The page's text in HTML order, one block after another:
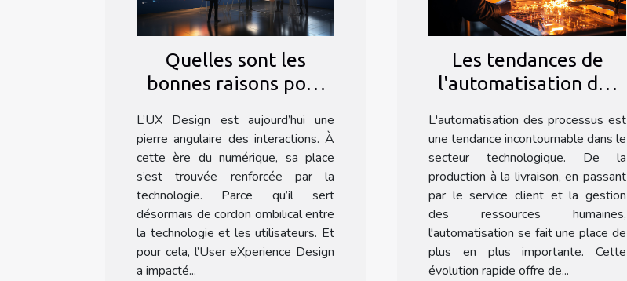
Quelles sont les
bonnes raisons pour
Design ?
L’UX Design est aujourd’hui une
pierre angulaire des interactions. À
cette ère du numérique, sa place
s’est trouvée renforcée par la
technologie. Parce qu’il sert
désormais de cordon ombilical entre
la technologie et les utilisateurs. Et
pour cela, l’User eXperience Design
a impacté...
Les tendances de
l'automatisation des
secteur technologique
avec Formation Make
L'automatisation des processus est
une tendance incontournable dans le
secteur technologique. De la
production à la livraison, en passant
par le service client et la gestion
des ressources humaines,
l'automatisation se fait une place de
plus en plus importante. Cette
évolution rapide offre de...